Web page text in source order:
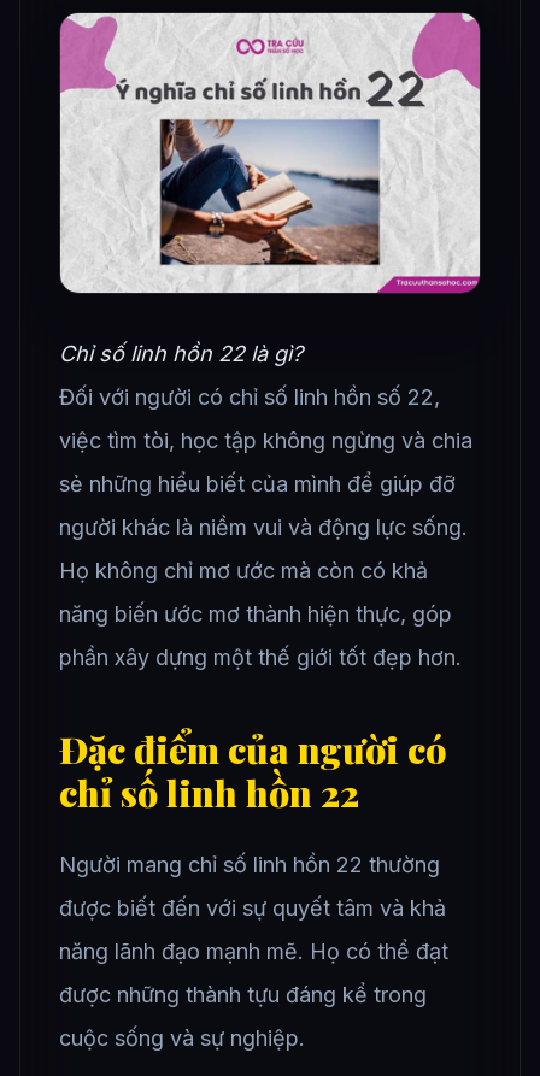
Chỉ số linh hồn 22 là gì?
Đối với người có chỉ số linh hồn số 22,
việc tìm tòi, học tập không ngừng và chia
sẻ những hiểu biết của mình để giúp đỡ
người khác là niềm vui và động lực sống.
Họ không chỉ mơ ước mà còn có khả
năng biến ước mơ thành hiện thực, góp
phần xây dựng một thế giới tốt đẹp hơn.
Đặc điểm của người có
chỉ số linh hồn 22
Người mang chỉ số linh hồn 22 thường
được biết đến với sự quyết tâm và khả
năng lãnh đạo mạnh mẽ. Họ có thể đạt
được những thành tựu đáng kể trong
cuộc sống và sự nghiệp.